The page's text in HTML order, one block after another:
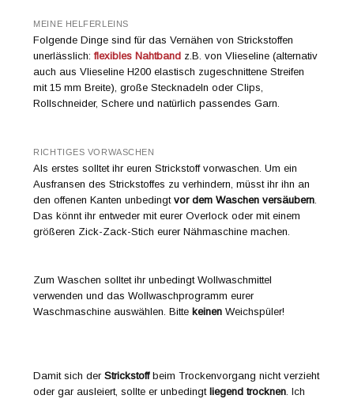
MEINE HELFERLEINS
Folgende Dinge sind für das Vernähen von Strickstoffen
unerlässlich:flexibles Nahtband z.B. von Vlieseline (alternativ
auch aus Vlieseline H200 elastisch zugeschnittene Streifen
mit 15 mm Breite), große Stecknadeln oder Clips,
Rollschneider, Schere und natürlich passendes Garn.
RICHTIGES VORWASCHEN
Als erstes solltet ihr euren Strickstoff vorwaschen. Um ein
Ausfransen des Strickstoffes zu verhindern, müsst ihr ihn an
den offenen Kanten unbedingtvor dem Waschen versäubern.
Das könnt ihr entweder mit eurer Overlock oder mit einem
größeren Zick-Zack-Stich eurer Nähmaschine machen.
Zum Waschen solltet ihr unbedingt Wollwaschmittel
verwenden und das Wollwaschprogramm eurer
Waschmaschine auswählen. Bitte keinen Weichspüler!
Damit sich derStrickstoffbeim Trockenvorgang nicht verzieht
oder gar ausleiert, sollte er unbedingt liegend trocknen. Ich